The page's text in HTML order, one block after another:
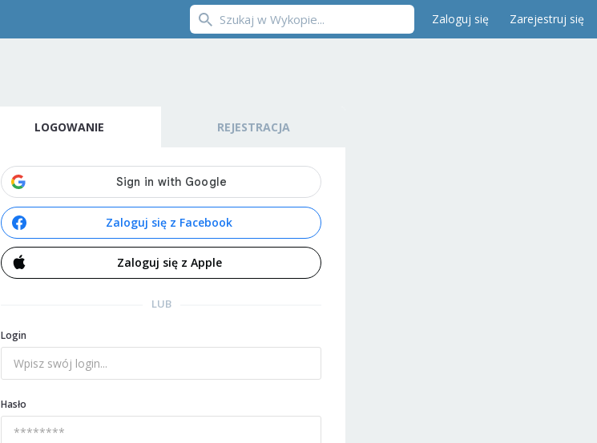
Zaloguj się Zarejestruj się
LOGOWANIE REJESTRACJA
Zaloguj się z Facebook
Zaloguj się z Apple
LUB
Login
Hasło